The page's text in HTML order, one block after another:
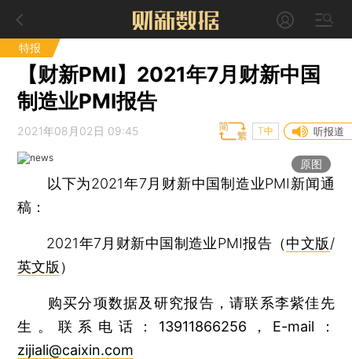
特报
【财新PMI】2021年7月财新中国
制造业PMI报告
2021年08月02日 09:45 听报道
T中
原图
以下为2021年7月财新中国制造业PMI新闻通
稿：
2021年7月财新中国制造业PMI报告（中文版/
英文版 ）
购买分项数据及研究报告，请联系李紫佳先
生。联系电话：13911866256，E-mail：
zijiali@caixin.com